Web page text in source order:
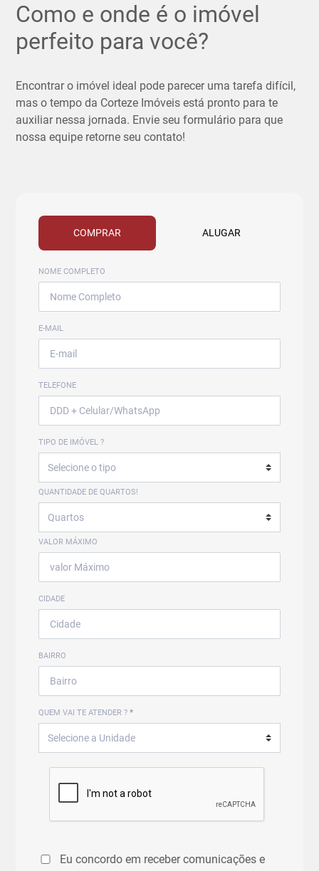
Como e onde é o imóvel
perfeito para você?
Encontrar o imóvel ideal pode parecer uma tarefa difícil,
mas o tempo da Corteze Imóveis está pronto para te
auxiliar nessa jornada. Envie seu formulário para que
nossa equipe retorne seu contato!
COMPRAR ALUGAR
NOME COMPLETO
E-MAIL
TELEFONE
TIPO DE IMÓVEL ?
QUANTIDADE DE QUARTOS!
VALOR MÁXIMO
CIDADE
BAIRRO
QUEM VAI TE ATENDER ?*
Eu concordo em receber comunicações e